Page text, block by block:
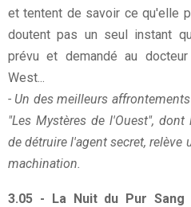
et tentent de savoir ce qu'elle
doutent pas un seul instant
prévu et demandé au
West...
- Un des meilleurs
"Les Mystères de l'Ouest",
de détruire l'agent secret,
machination.
3.05 - La Nuit du Pur